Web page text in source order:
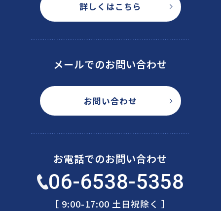
詳しくはこちら
メールでのお問い合わせ
お問い合わせ
お電話でのお問い合わせ
06-6538-5358
［ 9:00-17:00 土日祝除く ］